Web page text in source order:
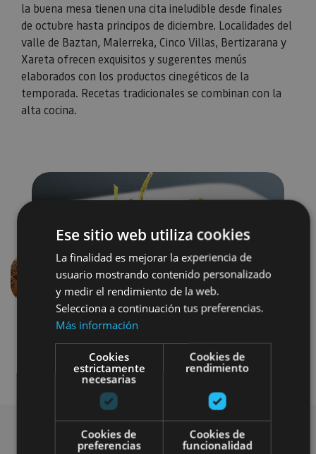
la buena mesa tienen una cita ineludible desde finales
de octubre hasta principos de diciembre. Localidades del
valle de Baztan, Malerreka, Cinco Villas, Bertizarana y
Xareta ofrecen exquisitos y sugerentes menús
elaborados con los productos cinegéticos de la
temporada. Recetas tradicionales se combinan con la
alta cocina.
Ese sitio web utiliza cookies
La finalidad es mejorar la experiencia de
usuario mostrando contenido personalizado
y medir el rendimiento de la web.
Selecciona a continuación tus preferencias.
Más información
Cookies
estrictamente
necesarias
Cookies de
rendimiento
Cookies de
preferencias
Cookies de
funcionalidad